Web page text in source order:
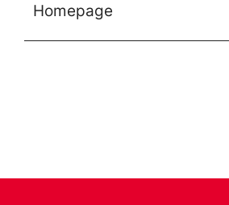
Homepage